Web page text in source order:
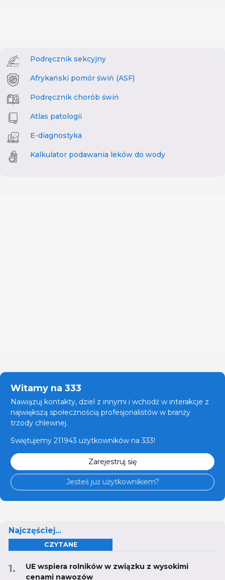
Podręcznik sekcyjny
Afrykański pomór świń (ASF)
Podręcznik chorób świń
Atlas patologii
E-diagnostyka
Kalkulator podawania leków do wody
Witamy na 333
Nawiązuj kontakty, dziel z innymi i wchodź w interakcje z
największą społecznością profesjonalistów w branży
trzody chlewnej.
Świętujemy 211943 użytkowników na 333!
Zarejestruj się
Jesteś już użytkownikiem?
Najczęściej...
CZYTANE
UE wspiera rolników w związku z wysokimi
cenami nawozów